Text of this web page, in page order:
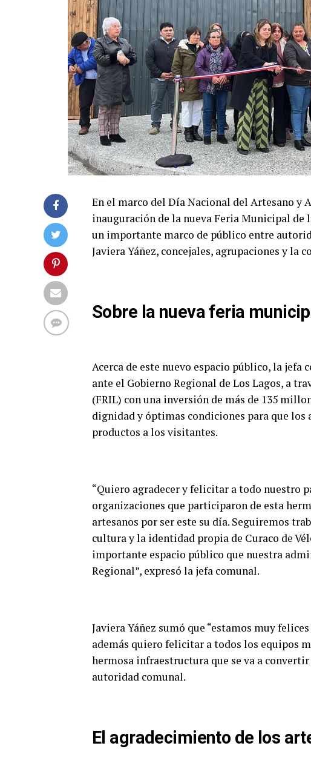
En el marco del Día Nacional del Artesano y
inauguración de la nueva Feria Municipal de
un importante marco de público entre
Javiera Yáñez, concejales, agrupaciones y la
Sobre la nueva feria
Acerca de este nuevo espacio público, la
ante el Gobierno Regional de Los Lagos, a
(FRIL) con una inversión de más de 135
dignidad y óptimas condiciones para que los
productos a los visitantes.
“Quiero agradecer y felicitar a todo nuestro
organizaciones que participaron de esta
artesanos por ser este su día. Seguiremos
cultura y la identidad propia de Curaco de
importante espacio público que nuestra
Regional”, expresó la jefa comunal.
Javiera Yáñez sumó que “estamos muy
además quiero felicitar a todos los equipos
hermosa infraestructura que se va a
autoridad comunal.
El agradecimiento de los